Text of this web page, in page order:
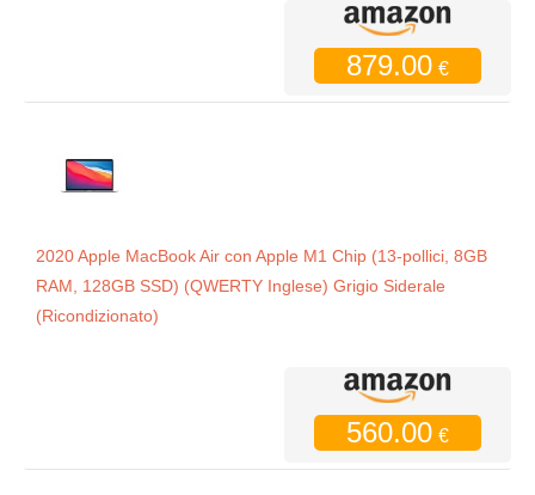
879.00 €
2020 Apple MacBook Air con Apple M1 Chip (13-pollici, 8GB
RAM, 128GB SSD) (QWERTY Inglese) Grigio Siderale
(Ricondizionato)
560.00 €